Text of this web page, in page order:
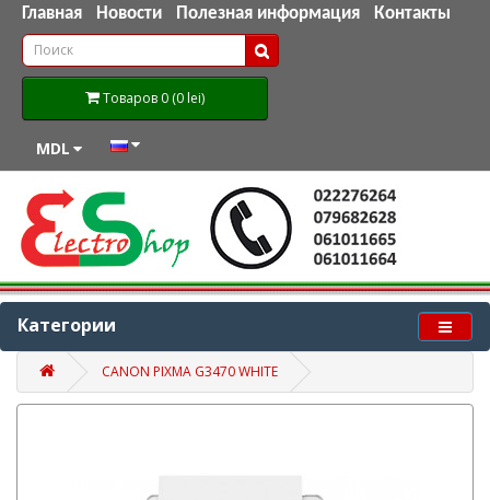
Главная Новости Полезная информация Контакты
Товаров 0 (0 lei)
MDL
Категории
CANON PIXMA G3470 WHITE